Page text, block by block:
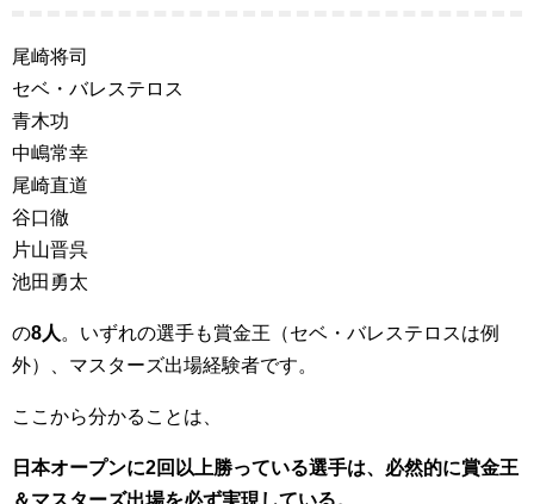
尾崎将司
セベ・バレステロス
青木功
中嶋常幸
尾崎直道
谷口徹
片山晋呉
池田勇太
の8人 。いずれの選手も賞金王（セベ・バレステロスは例
外）、マスターズ出場経験者です。
ここから分かることは、
日本オープンに2回以上勝っている選手は、必然的に賞金王
＆マスターズ出場を必ず実現している。